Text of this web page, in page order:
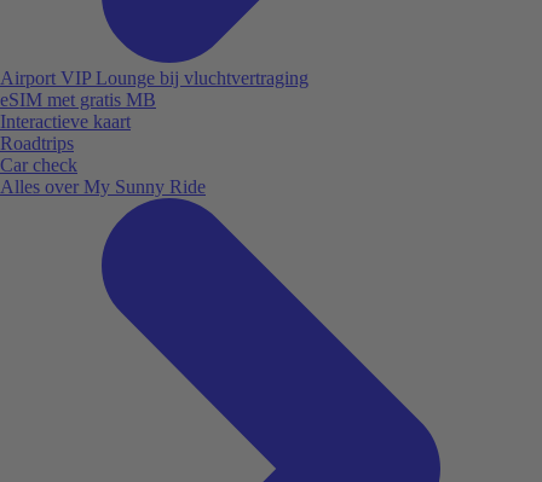
Airport VIP Lounge bij vluchtvertraging
eSIM met gratis MB
Interactieve kaart
Roadtrips
Car check
Alles over My Sunny Ride